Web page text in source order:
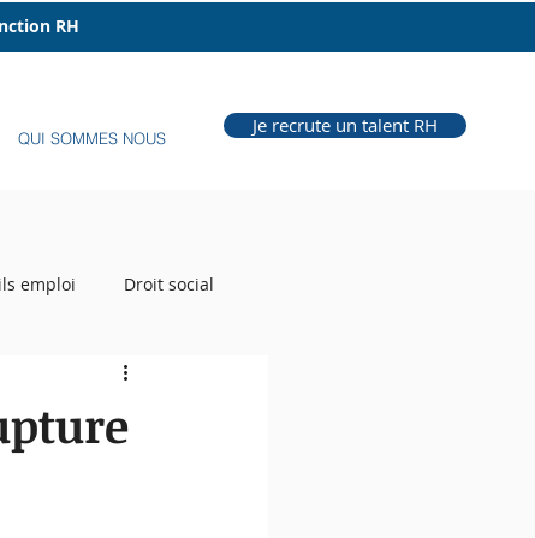
RH
QUI SOMMES NOUS
Je recrute un talent RH
emploi Droit social
Auteur RH